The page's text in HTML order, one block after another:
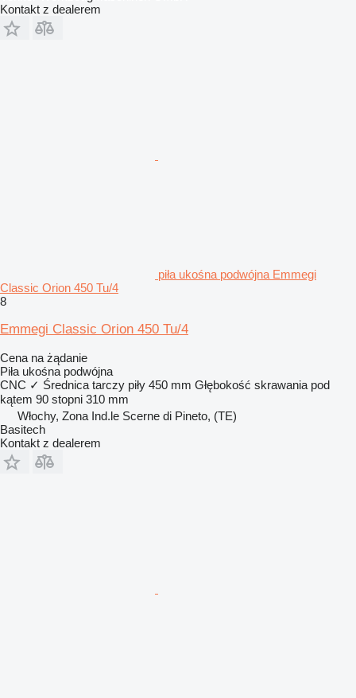
Kontakt z dealerem
piła ukośna podwójna Emmegi
Classic Orion 450 Tu/4
8
Emmegi Classic Orion 450 Tu/4
Cena na żądanie
Piła ukośna podwójna
CNC ✓ Średnica tarczy piły 450 mm Głębokość skrawania pod
kątem 90 stopni 310 mm
Włochy, Zona Ind.le Scerne di Pineto, (TE)
Basitech
Kontakt z dealerem